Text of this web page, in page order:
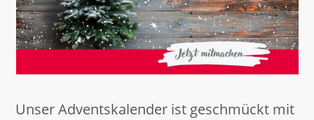
Unser Adventskalender ist geschmückt mit